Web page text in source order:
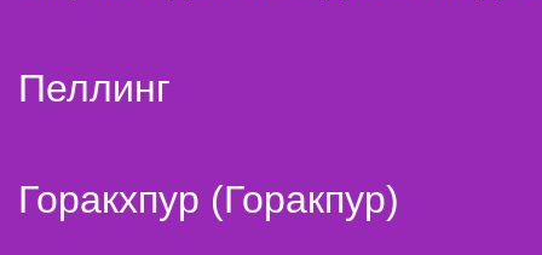
Пеллинг
Горакхпур (Горакпур)